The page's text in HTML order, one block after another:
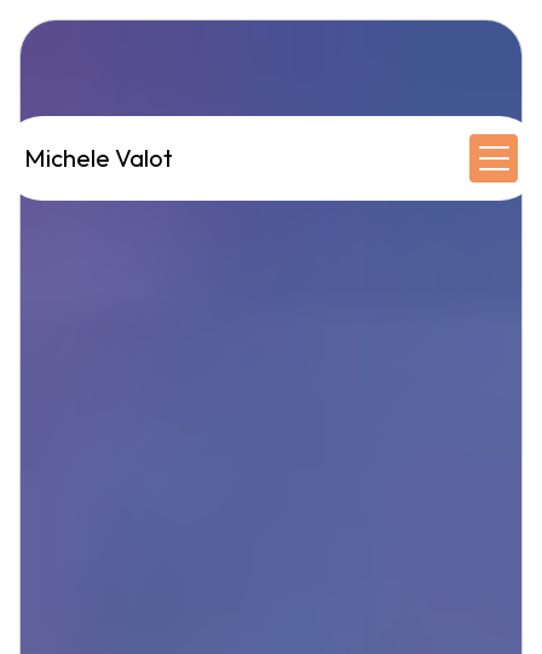
Michele Valot
Panneau de gestion des cookies